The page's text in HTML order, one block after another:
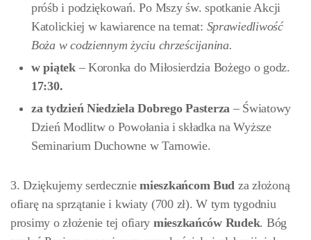
próśb i podziękowań. Po Mszy św. spotkanie Akcji
Katolickiej w kawiarence na temat: Sprawiedliwość
Boża w codziennym życiu chrześcijanina.
w piątek – Koronka do Miłosierdzia Bożego o godz.
17:30.
za tydzień Niedziela Dobrego Pasterza – Światowy
Dzień Modlitw o Powołania i składka na Wyższe
Seminarium Duchowne w Tarnowie.
3. Dziękujemy serdeczniemieszkańcom Bud za złożoną
ofiarę na sprzątanie i kwiaty (700 zł). W tym tygodniu
prosimy o złożenie tej ofiary mieszkańców Rudek. Bóg